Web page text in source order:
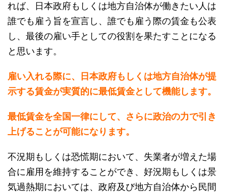
れば、日本政府もしくは地方自治体が働きたい人は
誰でも雇う旨を宣言し、誰でも雇う際の賃金も公表
し、最後の雇い手としての役割を果たすことになる
と思います。
雇い入れる際に、日本政府もしくは地方自治体が提
示する賃金が実質的に最低賃金として機能します。
最低賃金を全国一律にして、さらに政治の力で引き
上げることが可能になります。
不況期もしくは恐慌期において、失業者が増えた場
合に雇用を維持することができ、好況期もしくは景
気過熱期においては、政府及び地方自治体から民間